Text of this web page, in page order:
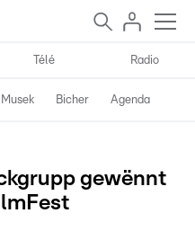
Télé Radio
Musek Bicher Agenda
gewënnt